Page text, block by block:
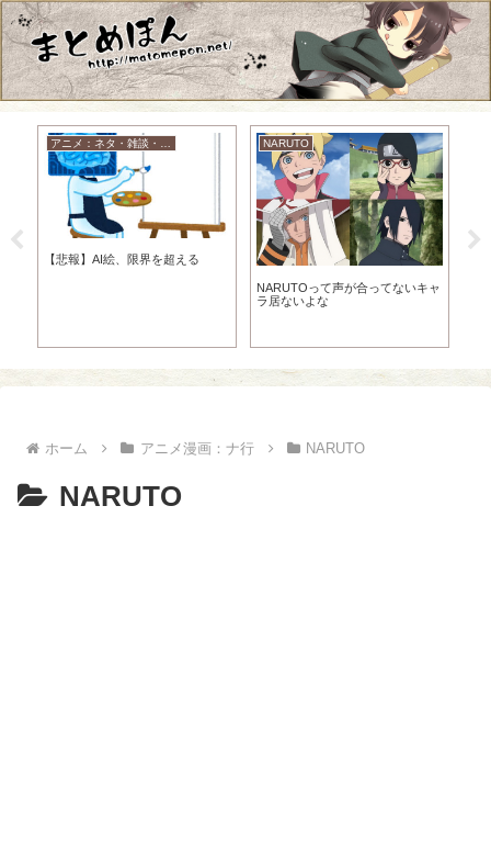
アニメ：ネタ・雑談・ニュース
【悲報】AI絵、限界を超える
NARUTO
NARUTOって声が合ってないキャ
ラ居ないよな
ホーム アニメ漫画：ナ行 NARUTO
NARUTO